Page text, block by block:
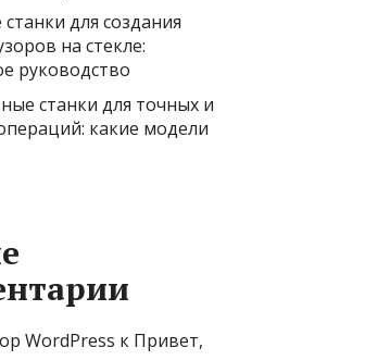
для создания
на стекле:
руководство
станки для точных и
какие модели
WordPress к Привет,